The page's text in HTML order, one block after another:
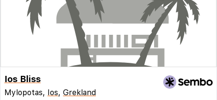
Ios Bliss
Mylopotas, Ios, Grekland